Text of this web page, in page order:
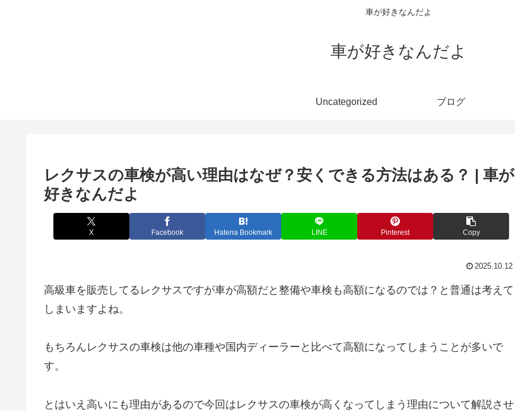
車が好きなんだよ
車が好きなんだよ
Uncategorized ブログ
レクサスの車検が高い理由はなぜ？安くできる方法はある？ | 車が
好きなんだよ
X Facebook Hatena Bookmark LINE Pinterest Copy
2025.10.12
高級車を販売してるレクサスですが車が高額だと整備や車検も高額になるのでは？と普通は考えて
しまいますよね。
もちろんレクサスの車検は他の車種や国内ディーラーと比べて高額になってしまうことが多いで
す。
とはいえ高いにも理由があるので今回はレクサスの車検が高くなってしまう理由について解説させ